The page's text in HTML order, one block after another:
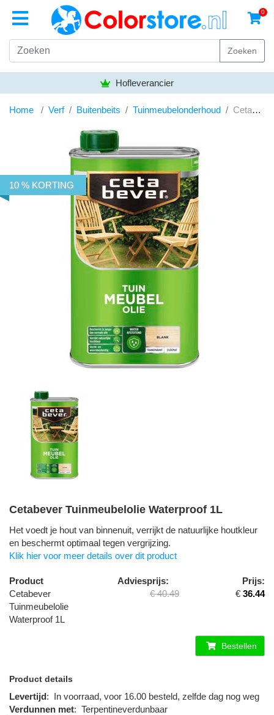
0
Zoeken
Hofleverancier
Home Verf Buitenbeits Tuinmeubelonderhoud Cetabever Tuinmeubelolie Waterproof 1L
10 % KORTING
Cetabever Tuinmeubelolie Waterproof 1L
Het voedt je hout van binnenuit, verrijkt de natuurlijke houtkleur
en beschermt optimaal tegen vergrijzing.
Klik hier voor meer details over dit product
Product Adviesprijs:
Prijs:
Cetabever
Tuinmeubelolie
Waterproof 1L
€ 40.49 € 36.44
Bestellen
Product details
Levertijd: In voorraad, voor 16.00 besteld, zelfde dag nog weg
Verdunnen met: Terpentineverdunbaar